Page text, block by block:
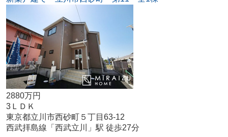
2880万円
3ＬＤＫ
東京都立川市西砂町５丁目63-12
西武拝島線「西武立川」駅 徒歩27分